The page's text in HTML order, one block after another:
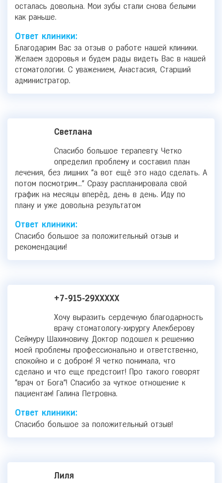
осталась довольна. Мои зубы стали снова белыми
как раньше.
Ответ клиники:
Благодарим Вас за отзыв о работе нашей клиники.
Желаем здоровья и будем рады видеть Вас в нашей
стоматологии. С уважением, Анастасия, Старший
администратор.
Светлана
Спасибо большое терапевту. Четко
определил проблему и составил план
лечения, без лишних "а вот ещё это надо сделать. А
потом посмотрим..." Сразу распланировала свой
график на месяцы вперёд, день в день. Иду по
плану и уже довольна результатом
Ответ клиники:
Спасибо большое за положительный отзыв и
рекомендации!
+7-915-29XXXXX
Хочу выразить сердечную благодарность
врачу стоматологу-хирургу Алекберову
Сеймуру Шахиновичу. Доктор подошел к решению
моей проблемы профессионально и ответственно,
спокойно и с добром! Я четко понимала, что
сделано и что еще предстоит! Про такого говорят
"врач от Бога"! Спасибо за чуткое отношение к
пациентам! Галина Петровна.
Ответ клиники:
Спасибо большое за положительный отзыв!
Лиля